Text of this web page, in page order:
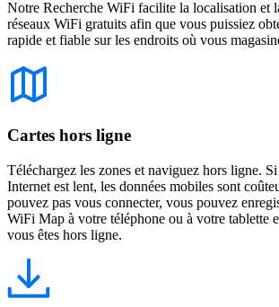
Notre Recherche WiFi facilite la localisation et
réseaux WiFi gratuits afin que vous puissiez
rapide et fiable sur les endroits où vous
Cartes hors ligne
Téléchargez les zones et naviguez hors ligne.
Internet est lent, les données mobiles sont
pouvez pas vous connecter, vous pouvez
WiFi Map à votre téléphone ou à votre tablette
vous êtes hors ligne.